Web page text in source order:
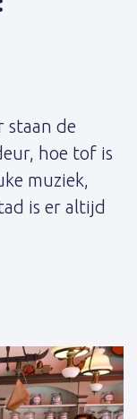
staan de
hoe tof is
muziek,
is er altijd